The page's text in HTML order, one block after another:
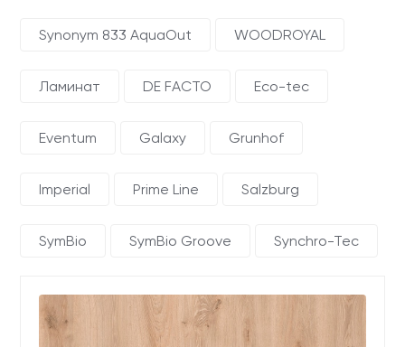
Synonym 833 AquaOut WOODROYAL
Ламинат DE FACTO Eco-tec
Eventum Galaxy Grunhof
Imperial Prime Line Salzburg
SymBio SymBio Groove Synchro-Tec